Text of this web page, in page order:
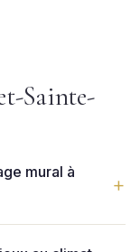
Sainte-
mural à